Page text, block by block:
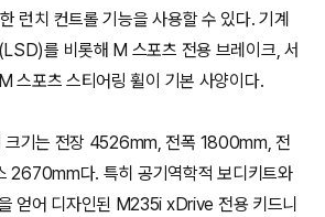
런치 컨트롤 기능을 사용할 수 있다. 기계
를 비롯해 M 스포츠 전용 브레이크, 서
스포츠 스티어링 휠이 기본 사양이다.
기는 전장 4526mm, 전폭 1800mm, 전
2670mm다. 특히 공기역학적 보디키트와
얻어 디자인된 M235i xDrive 전용 키드니